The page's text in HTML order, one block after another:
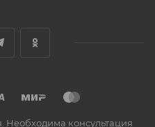
Необходима консультация